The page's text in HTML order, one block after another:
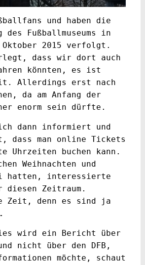
und haben die
des Fußballmuseums in
Oktober 2015 verfolgt.
dass wir dort auch
könnten, es ist
Allerdings erst nach
da am Anfang der
enorm sein dürfte.
dann informiert und
dass man online Tickets
Uhrzeiten buchen kann.
Weihnachten und
hatten, interessierte
Zeitraum.
Zeit, denn es sind ja
wird ein Bericht über
nicht über den DFB,
möchte, schaut